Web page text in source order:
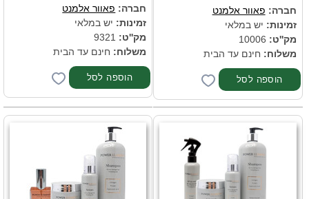
חברה: פאוור אלמנט
זמינות: יש במלאי
מק''ט:
משלוח: חינם עד הבית
חברה: פאוור אלמנט
זמינות: יש במלאי
מק''ט:
משלוח: חינם עד הבית